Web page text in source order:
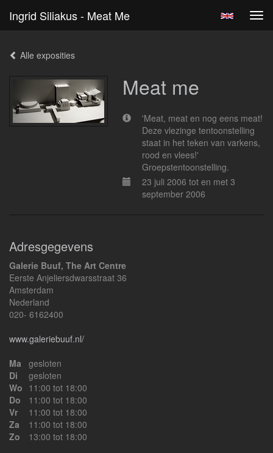
Ingrid Siliakus - Meat Me
Alle exposities
Meat me
'Meat, meat en nog eens meat!
Deze vlezinge tentoonstelling
staat in het teken van varkens,
rood en vlees!'
Groepstentoonstelling.
23 juli 2006 tot en met 3
september 2006
Adresgegevens
Galerie Buuf, The Art Centre
Eerste Anjeliersdwarsstraat 36
Amsterdam
Nederland
020- 6162400
www.galeriebuuf.nl/
Ma
gesloten
Di
gesloten
Wo 11:00 tot 18:00
Do
11:00 tot 18:00
Vr
11:00 tot 18:00
Za
11:00 tot 18:00
Zo
13:00 tot 18:00